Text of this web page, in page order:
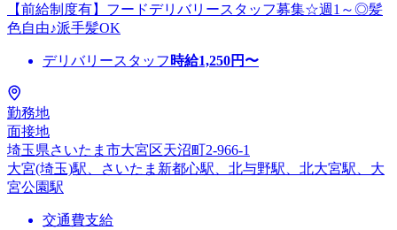
【前給制度有】フードデリバリースタッフ募集☆週1～◎髪
色自由♪派手髪OK
デリバリースタッフ 時給1,250円〜
勤務地
面接地
埼玉県さいたま市大宮区天沼町2-966-1
大宮(埼玉)駅、さいたま新都心駅、北与野駅、北大宮駅、大
宮公園駅
交通費支給